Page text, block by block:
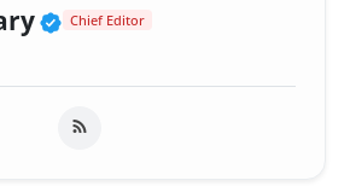
Verified Public Figure
Chief Editor